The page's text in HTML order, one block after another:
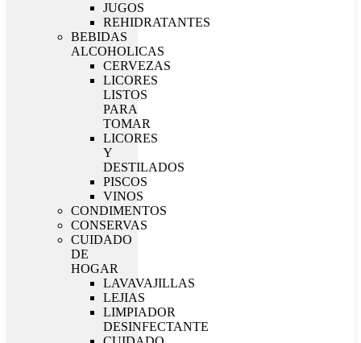
JUGOS
REHIDRATANTES
BEBIDAS
ALCOHOLICAS
CERVEZAS
LICORES
LISTOS
PARA
TOMAR
LICORES
Y
DESTILADOS
PISCOS
VINOS
CONDIMENTOS
CONSERVAS
CUIDADO
DE
HOGAR
LAVAVAJILLAS
LEJIAS
LIMPIADOR
DESINFECTANTE